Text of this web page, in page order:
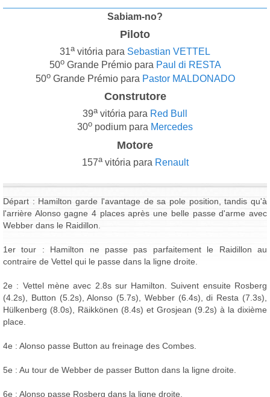
Sabiam-no?
Piloto
31avitória para Sebastian VETTEL
50oGrande Prémio para Paul di RESTA
50oGrande Prémio para Pastor MALDONADO
Construtore
39avitória para Red Bull
30o podium para Mercedes
Motore
157avitória para Renault
Départ : Hamilton garde l'avantage de sa pole position, tandis qu'à
l'arrière Alonso gagne 4 places après une belle passe d'arme avec
Webber dans le Raidillon.
1er tour : Hamilton ne passe pas parfaitement le Raidillon au
contraire de Vettel qui le passe dans la ligne droite.
2e : Vettel mène avec 2.8s sur Hamilton. Suivent ensuite Rosberg
(4.2s), Button (5.2s), Alonso (5.7s), Webber (6.4s), di Resta (7.3s),
Hülkenberg (8.0s), Räikkönen (8.4s) et Grosjean (9.2s) à la dixième
place.
4e : Alonso passe Button au freinage des Combes.
5e : Au tour de Webber de passer Button dans la ligne droite.
6e : Alonso passe Rosberg dans la ligne droite.